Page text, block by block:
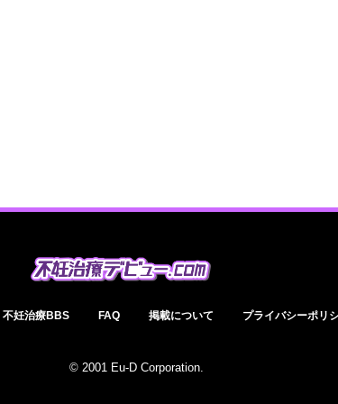
不妊治療BBS FAQ 掲載について プライバシーポリ
© 2001 Eu-D Corporation.